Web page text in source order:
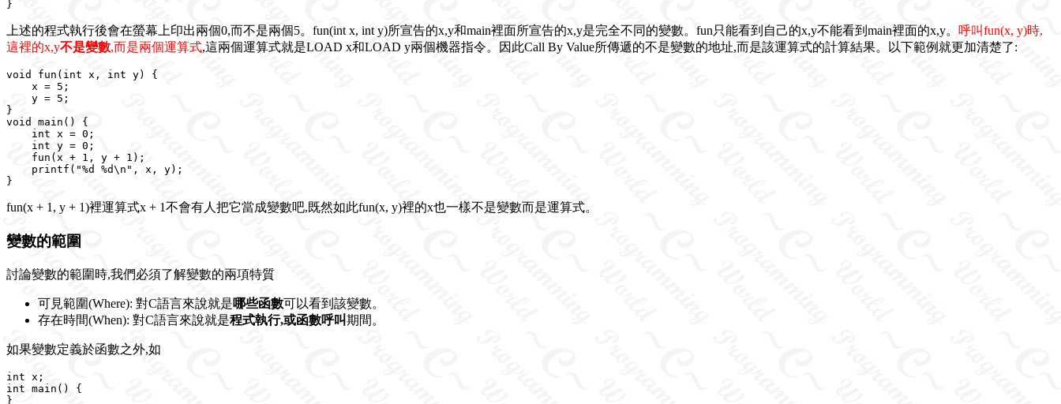
上述的程式執行後會在螢幕上印出兩個0,而不是兩個5。fun(int x, int y)所宣告的x,y和main裡面所宣告的x,y是完全不同的變數。fun只能看到自己的x,y不能看到main裡面的x,y。 呼叫fun(x, y)時,
這裡的x,y不是變數,而是兩個運算式,這兩個運算式就是LOAD x和LOAD y兩個機器指令。因此Call By Value所傳遞的不是變數的地址,而是該運算式的計算結果。以下範例就更加清楚了:
void fun(int x, int y) {
    x = 5;
    y = 5;
}
void main() {
    int x = 0;
    int y = 0;
    fun(x + 1, y + 1);
    printf("%d %d\n", x, y);
fun(x + 1, y + 1)裡運算式x + 1不會有人把它當成變數吧,既然如此fun(x, y)裡的x也一樣不是變數而是運算式。
變數的範圍
討論變數的範圍時,我們必須了解變數的兩項特質
可見範圍(Where): 對C語言來說就是哪些函數可以看到該變數。
存在時間(When): 對C語言來說就是程式執行,或函數呼叫期間。
如果變數定義於函數之外,如
int x;
int main() {